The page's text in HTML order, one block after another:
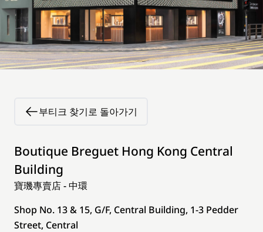
부티크 찾기로 돌아가기
Boutique Breguet Hong Kong Central
Building
寶璣專賣店 - 中環
Shop No. 13 & 15, G/F, Central Building, 1-3 Pedder
Street, Central